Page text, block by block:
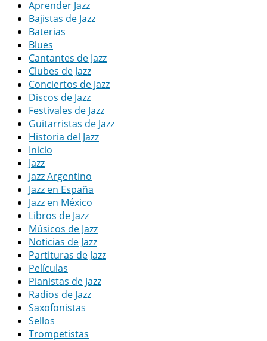
Aprender Jazz
Bajistas de Jazz
Baterias
Blues
Cantantes de Jazz
Clubes de Jazz
Conciertos de Jazz
Discos de Jazz
Festivales de Jazz
Guitarristas de Jazz
Historia del Jazz
Inicio
Jazz
Jazz Argentino
Jazz en España
Jazz en México
Libros de Jazz
Músicos de Jazz
Noticias de Jazz
Partituras de Jazz
Películas
Pianistas de Jazz
Radios de Jazz
Saxofonistas
Sellos
Trompetistas